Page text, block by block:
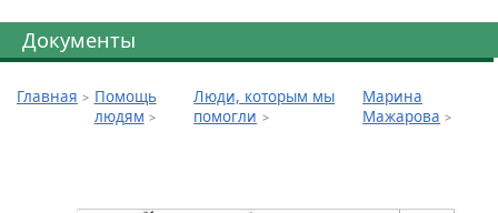
Документы
Главная
Помощь
людям
Люди, которым мы
помогли
Марина
Мажарова